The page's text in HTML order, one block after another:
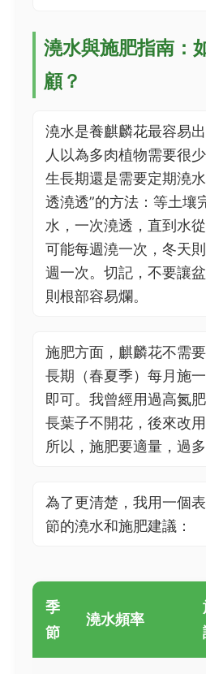
澆水與施肥指南：
顧？
澆水是養麒麟花最容易
人以為多肉植物需要很
生長期還是需要定期澆
透澆透”的方法：等土壤
水，一次澆透，直到水
可能每週澆一次，冬天
週一次。切記，不要讓
則根部容易爛。
施肥方面，麒麟花不需
長期（春夏季）每月施
即可。我曾經用過高氮
長葉子不開花，後來改用
所以，施肥要適量，過多
為了更清楚，我用一個
節的澆水和施肥建議：
季
節
澆水頻率